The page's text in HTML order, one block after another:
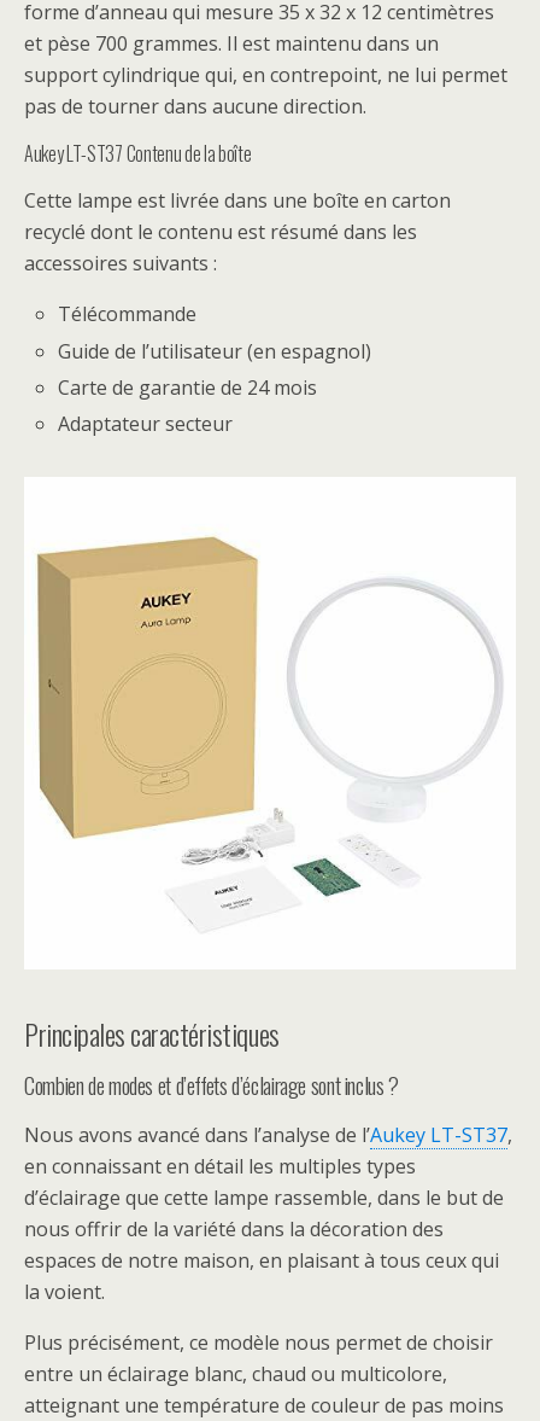
forme d’anneau qui mesure 35 x 32 x 12 centimètres
et pèse 700 grammes. Il est maintenu dans un
support cylindrique qui, en contrepoint, ne lui permet
pas de tourner dans aucune direction.
Aukey LT-ST37 Contenu de la boîte
Cette lampe est livrée dans une boîte en carton
recyclé dont le contenu est résumé dans les
accessoires suivants :
Télécommande
Guide de l’utilisateur (en espagnol)
Carte de garantie de 24 mois
Adaptateur secteur
Principales caractéristiques
Combien de modes et d’effets d’éclairage sont inclus ?
Nous avons avancé dans l’analyse de l’Aukey LT-ST37,
en connaissant en détail les multiples types
d’éclairage que cette lampe rassemble, dans le but de
nous offrir de la variété dans la décoration des
espaces de notre maison, en plaisant à tous ceux qui
la voient.
Plus précisément, ce modèle nous permet de choisir
entre un éclairage blanc, chaud ou multicolore,
atteignant une température de couleur de pas moins